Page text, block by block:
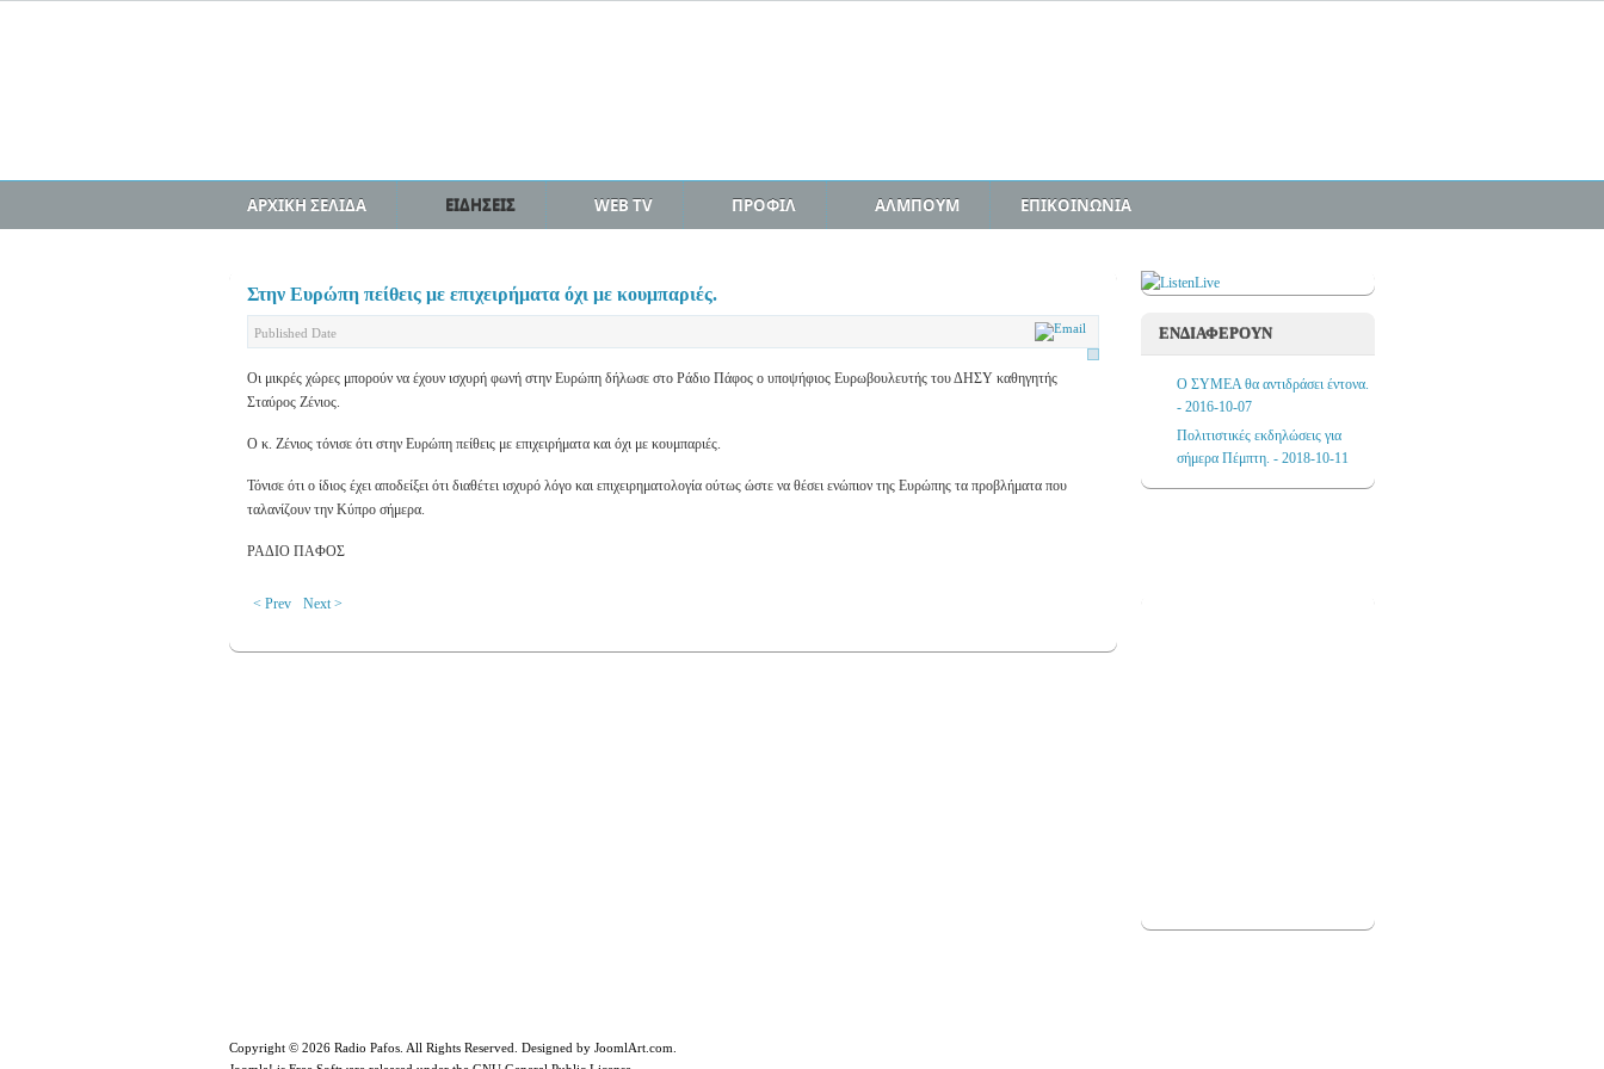
ΑΡΧΙΚΗ ΣΕΛΙΔΑ ΕΙΔΗΣΕΙΣ WEB TV ΠΡΟΦΙΛ ΑΛΜΠΟΥΜ ΕΠΙΚΟΙΝΩΝΙΑ
Στην Ευρώπη πείθεις με επιχειρήματα όχι με κουμπαριές.
Published Date
Οι μικρές χώρες μπορούν να έχουν ισχυρή φωνή στην Ευρώπη δήλωσε στο Ράδιο Πάφος ο υποψήφιος Ευρωβουλευτής του ΔΗΣΥ καθηγητής
Σταύρος Ζένιος.
Ο κ. Ζένιος τόνισε ότι στην Ευρώπη πείθεις με επιχειρήματα και όχι με κουμπαριές.
Τόνισε ότι ο ίδιος έχει αποδείξει ότι διαθέτει ισχυρό λόγο και επιχειρηματολογία ούτως ώστε να θέσει ενώπιον της Ευρώπης τα προβλήματα που
ταλανίζουν την Κύπρο σήμερα.
ΡΑΔΙΟ ΠΑΦΟΣ
< Prev Next >
ΕΝΔΙΑΦΕΡΟΥΝ
Ο ΣΥΜΕΑ θα αντιδράσει έντονα.
- 2016-10-07
Πολιτιστικές εκδηλώσεις για
σήμερα Πέμπτη. - 2018-10-11
Copyright © 2026 Radio Pafos. All Rights Reserved. Designed by JoomlArt.com